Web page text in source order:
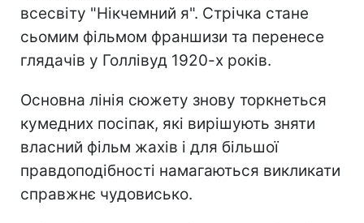
всесвіту "Нікчемний я". Стрічка стане
сьомим фільмом франшизи та перенесе
глядачів у Голлівуд 1920-х років.
Основна лінія сюжету знову торкнеться
кумедних посіпак, які вирішують зняти
власний фільм жахів і для більшої
правдоподібності намагаються викликати
справжнє чудовисько.